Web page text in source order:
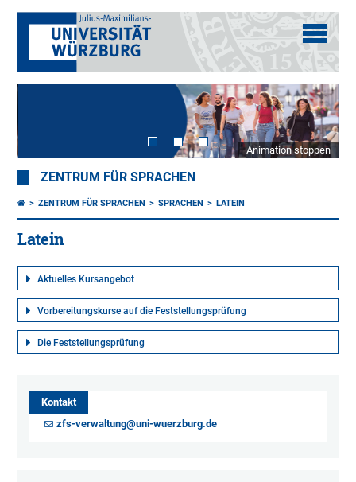
Animation stoppen
ZENTRUM FÜR SPRACHEN
ZENTRUM FÜR SPRACHEN SPRACHEN LATEIN
Latein
Aktuelles Kursangebot
Vorbereitungskurse auf die Feststellungsprüfung
Die Feststellungsprüfung
Kontakt
zfs-verwaltung@uni-wuerzburg.de